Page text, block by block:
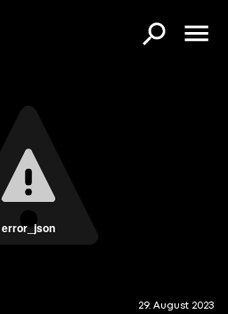
error_json
29. August 2023